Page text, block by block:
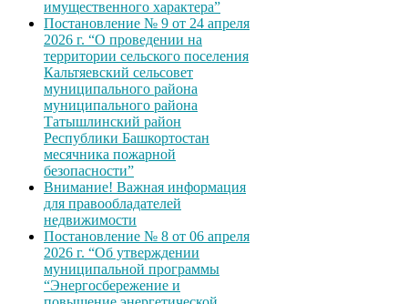
имущественного характера”
Постановление № 9 от 24 апреля
2026 г. “О проведении на
территории сельского поселения
Кальтяевский сельсовет
муниципального района
муниципального района
Татышлинский район
Республики Башкортостан
месячника пожарной
безопасности”
Внимание! Важная информация
для правообладателей
недвижимости
Постановление № 8 от 06 апреля
2026 г. “Об утверждении
муниципальной программы
“Энергосбережение и